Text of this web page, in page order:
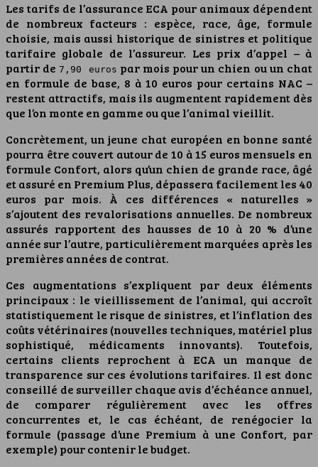
Les tarifs de l’assurance ECA pour animaux dépendent
de nombreux facteurs : espèce, race, âge, formule
choisie, mais aussi historique de sinistres et politique
tarifaire globale de l’assureur. Les prix d’appel – à
partir de 7,90 euros par mois pour un chien ou un chat
en formule de base, 8 à 10 euros pour certains NAC –
restent attractifs, mais ils augmentent rapidement dès
que l’on monte en gamme ou que l’animal vieillit.
Concrètement, un jeune chat européen en bonne santé
pourra être couvert autour de 10 à 15 euros mensuels en
formule Confort, alors qu’un chien de grande race, âgé
et assuré en Premium Plus, dépassera facilement les 40
euros par mois. À ces différences « naturelles »
s’ajoutent des revalorisations annuelles. De nombreux
assurés rapportent des hausses de 10 à 20 % d’une
année sur l’autre, particulièrement marquées après les
premières années de contrat.
Ces augmentations s’expliquent par deux éléments
principaux : le vieillissement de l’animal, qui accroît
statistiquement le risque de sinistres, et l’inflation des
coûts vétérinaires (nouvelles techniques, matériel plus
sophistiqué, médicaments innovants). Toutefois,
certains clients reprochent à ECA un manque de
transparence sur ces évolutions tarifaires. Il est donc
conseillé de surveiller chaque avis d’échéance annuel,
de comparer régulièrement avec les offres
concurrentes et, le cas échéant, de renégocier la
formule (passage d’une Premium à une Confort, par
exemple) pour contenir le budget.